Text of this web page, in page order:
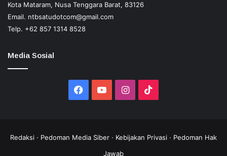
Kota Mataram, Nusa Tenggara Barat, 83126
Email. ntbsatudotcom@gmail.com
Telp. +62 857 1314 8528
Media Sosial
Facebook
YouTubeInstagram
Redaksi · Pedoman Media Siber · Kebijakan Privasi · Pedoman Hak
Jawab